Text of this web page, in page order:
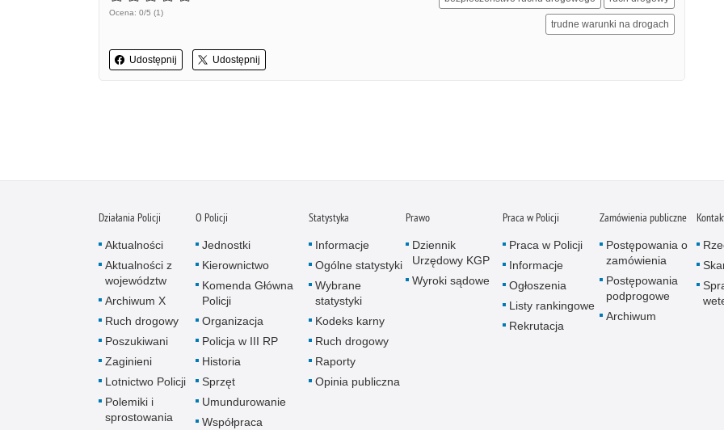
Ocena: 0/5 (1)
Udostępnij Udostępnij
trudne warunki na drogach
Działania Policji
Aktualności
Aktualności z
województw
Archiwum X
Ruch drogowy
Poszukiwani
Zaginieni
Lotnictwo Policji
Polemiki i
sprostowania
O Policji
Jednostki
Kierownictwo
Komenda Główna
Policji
Organizacja
Policja w III RP
Historia
Sprzęt
Umundurowanie
Współpraca
Statystyka
Informacje
Ogólne statystyki
Wybrane
statystyki
Kodeks karny
Ruch drogowy
Raporty
Opinia publiczna
Prawo
Dziennik
Urzędowy KGP
Wyroki sądowe
Praca w Policji
Praca w Policji
Informacje
Ogłoszenia
Listy rankingowe
Rekrutacja
Zamówienia publiczne
Postępowania o
zamówienia
Postępowania
podprogowe
Archiwum